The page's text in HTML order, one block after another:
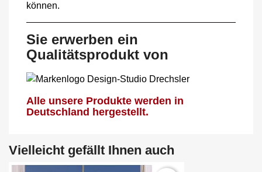
können.
Sie erwerben ein
Qualitätsprodukt von
Alle unsere Produkte werden in
Deutschland hergestellt.
Vielleicht gefällt Ihnen auch